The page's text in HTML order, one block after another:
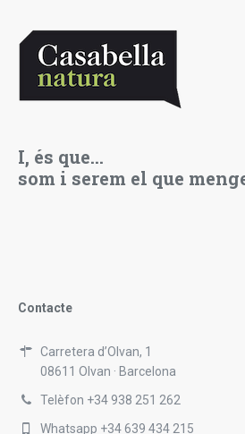
I, és que…
som i serem el que
Contacte
Carretera d’Olvan, 1
08611 Olvan · Barcelona
Telèfon +34 938 251 262
Whatsapp +34 639 434 215